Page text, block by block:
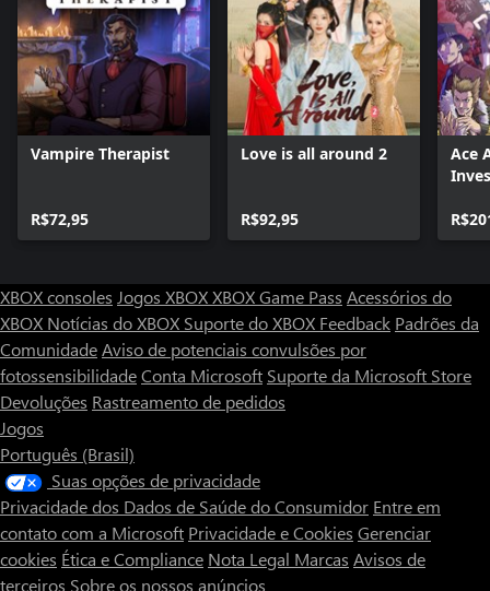
Vampire Therapist
R$72,95
Love is all around 2
R$92,95
Ace
XBOX consoles Jogos XBOXXBOX Game Pass Acessórios do
XBOX Notícias do XBOX Suporte do XBOX Feedback Padrões da
ComunidadeAviso de potenciais convulsões por
fotossensibilidadeConta Microsoft Suporte da Microsoft Store
Devoluções Rastreamento de pedidos
Jogos
Português (Brasil)
Suas opções de privacidade
Privacidade dos Dados de Saúde do Consumidor Entre em
contato com a Microsoft Privacidade e Cookies Gerenciar
cookies Ética e Compliance Nota Legal Marcas Avisos de
terceiros Sobre os nossos anúncios